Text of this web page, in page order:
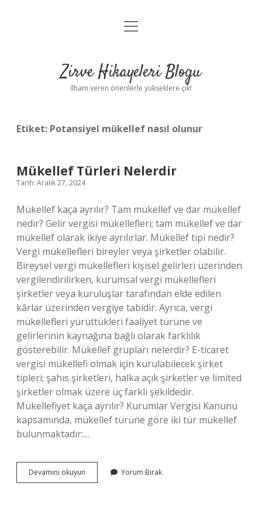
Anasayfa
Yasal Uyarı
menüyü
Zirve Hikayeleri Blogu
İlham veren önerilerle yükseklere çık!
Etiket: Potansiyel mükellef nasıl olunur
Mükellef Türleri Nelerdir
Tarih: Aralık 27, 2024
Mükellef kaça ayrılır? Tam mükellef ve dar mükellef
nedir? Gelir vergisi mükellefleri; tam mükellef ve dar
mükellef olarak ikiye ayrılırlar. Mükellef tipi nedir?
Vergi mükellefleri bireyler veya şirketler olabilir.
Bireysel vergi mükellefleri kişisel gelirleri üzerinden
vergilendirilirken, kurumsal vergi mükellefleri
şirketler veya kuruluşlar tarafından elde edilen
kârlar üzerinden vergiye tabidir. Ayrıca, vergi
mükellefleri yürüttükleri faaliyet türüne ve
gelirlerinin kaynağına bağlı olarak farklılık
gösterebilir. Mükellef grupları nelerdir? E-ticaret
vergisi mükellefi olmak için kurulabilecek şirket
tipleri; şahıs şirketleri, halka açık şirketler ve limited
şirketler olmak üzere üç farklı şekildedir.
Mükellefiyet kaça ayrılır? Kurumlar Vergisi Kanunu
kapsamında, mükellef türüne göre iki tür mükellef
bulunmaktadır:…
Devamını okuyun Mükellef
Türleri
Yorum Bırak